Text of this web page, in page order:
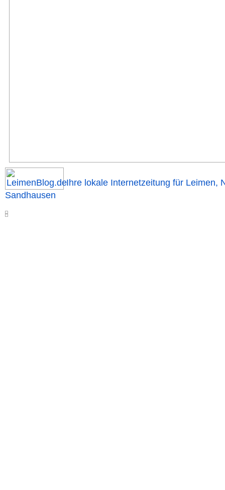
Ihre lokale Internetzeitung für Leimen,
Sandhausen